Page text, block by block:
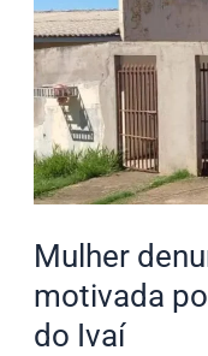
Mulher
motivada
do Ivaí
ameaça
motivada
por
ciúmes
em
Rosário
Ivaí